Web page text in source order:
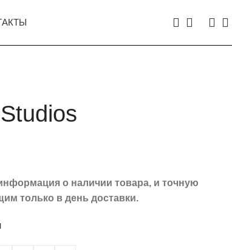
о наличии товара, и точную
только в день доставки.